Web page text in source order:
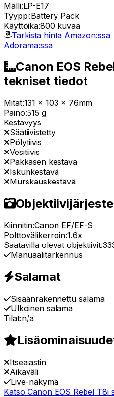
Malli:LP-E17
Tyyppi:Battery Pack
Käyttöikä:800 kuvaa
Tarkista hinta Amazon:ssa
Adorama:ssa
Canon EOS
tekniset tiedot
Mitat:131 x 103 x 76mm
Paino:515 g
Kestävyys
Säätiivistetty
Pölytiivis
Vesitiivis
Pakkasen kestävä
Iskunkestävä
Murskauskestävä
Kiinnitin:Canon EF/EF-S
Polttovälikerroin:1.6x
Saatavilla olevat objektiivit:
Manuaalitarkennus
Salamat
Sisäänrakennettu salama
Ulkoinen salama
Tilat:n/a
Itseajastin
Aikaväli
Live-näkymä
Katso Canon EOS Rebel